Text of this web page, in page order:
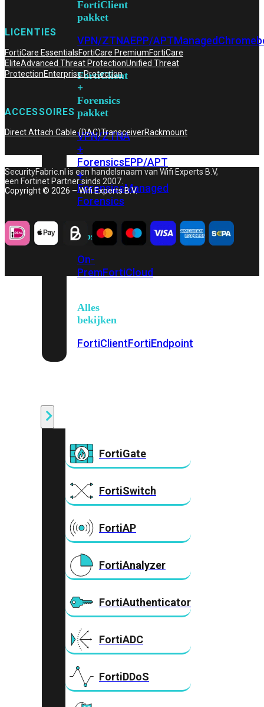
FortiClient
pakket
VPN/ZTNAEPP/APTManaged
FortiClient
+
Forensics
pakket
VPN/ZTNA
+
ForensicsEPP/APT
+
ForensicsManaged
Forensics
Hosting
On-
PremFortiCloud
Alles
bekijken
FortiClientFortiEndpoint
FortiGate
FortiSwitch
FortiAP
FortiAnalyzer
FortiAuthenticator
FortiADC
FortiDDoS
LICENTIES
FortiCare EssentialsFortiCare PremiumFortiCare
EliteAdvanced Threat ProtectionUnified Threat
ProtectionEnterprise Protection
ACCESSOIRES
Direct Attach Cable (DAC)TransceiverRackmount
SecurityFabric.nl is een handelsnaam van Wifi Experts B.V,
een Fortinet Partner sinds 2007.
Copyright © 2026 – Wifi Experts B.V.